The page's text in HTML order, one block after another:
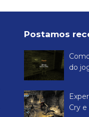
Postamos
do
Cry